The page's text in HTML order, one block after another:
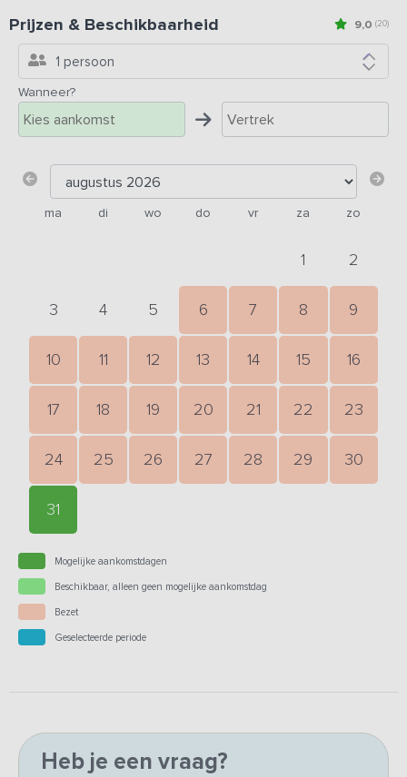
9,0 (20)
Prijzen & Beschikbaarheid
1 persoon
Wanneer?
ma di wo do vr za zo
1 2
3 4 5 6 7 8 9
10 11 12 13 14 15 16
17 18 19 20 21 22 23
24 25 26 27 28 29 30
31
Mogelijke aankomstdagen
Beschikbaar, alleen geen mogelijke aankomstdag
Bezet
Geselecteerde periode
Heb je een vraag?